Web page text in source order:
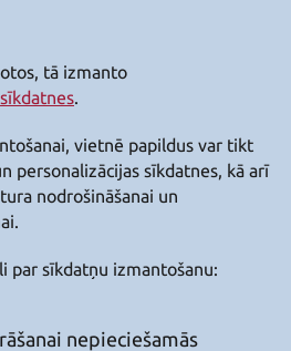
tā izmanto
.
vietnē papildus var tikt
personalizācijas sīkdatnes, kā arī
nodrošināšanai un
par sīkdatņu izmantošanu:
nepieciešamās